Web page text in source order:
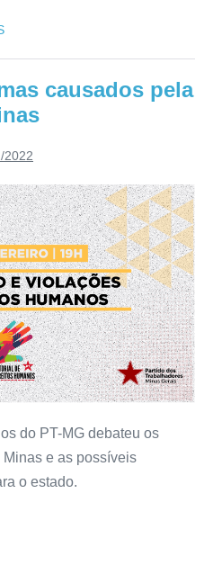
causados pela
2022
do PT-MG debateu os
e as possíveis
o estado.